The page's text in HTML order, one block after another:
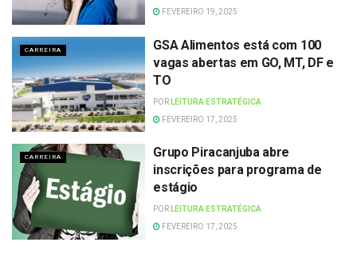
FEVEREIRO 19, 2025
CARREIRA
GSA Alimentos está com 100
vagas abertas em GO, MT, DF e
TO
POR LEITURA ESTRATÉGICA
FEVEREIRO 17, 2025
CARREIRA
Grupo Piracanjuba abre
inscrições para programa de
estágio
POR LEITURA ESTRATÉGICA
FEVEREIRO 17, 2025